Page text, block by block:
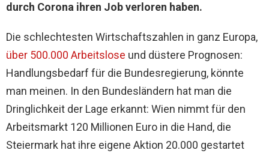
durch Corona ihren Job verloren haben.
Die schlechtesten Wirtschaftszahlen in ganz Europa,
über 500.000 Arbeitslose und düstere Prognosen:
Handlungsbedarf für die Bundesregierung, könnte
man meinen. In den Bundesländern hat man die
Dringlichkeit der Lage erkannt: Wien nimmt für den
Arbeitsmarkt 120 Millionen Euro in die Hand, die
Steiermark hat ihre eigene Aktion 20.000 gestartet